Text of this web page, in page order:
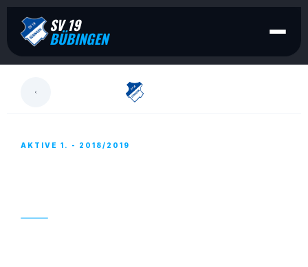
SV 19
BÜBINGEN
AKTIVE 1. - 2018/2019